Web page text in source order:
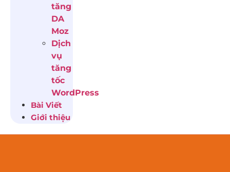
tăng
DA
Moz
Dịch
vụ
tăng
tốc
WordPress
Bài Viết
Giới thiệu